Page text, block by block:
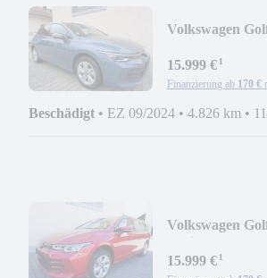
Volkswagen
15.999 €¹
Finanzierung ab 170 €
Beschädigt • EZ 09/2024 • 4.826 km •
Volkswagen
15.999 €¹